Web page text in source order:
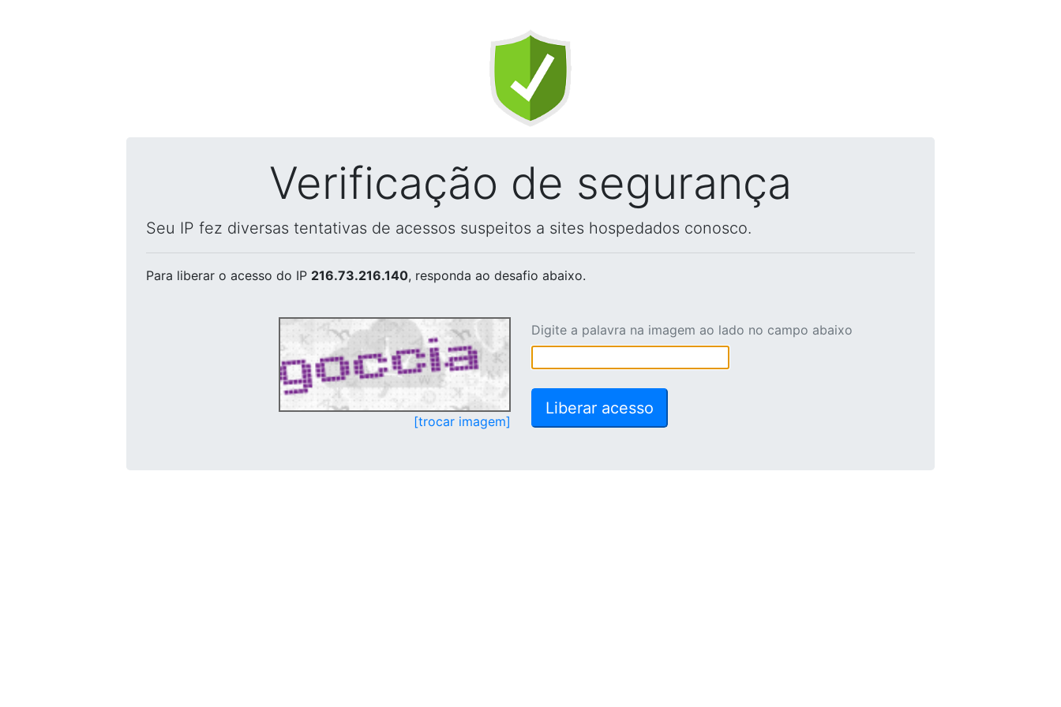
Verificação de segurança
Seu IP fez diversas tentativas de acessos suspeitos a sites hospedados conosco.
Para liberar o acesso do IP 216.73.216.140, responda ao desafio abaixo.
[trocar imagem]
Digite a palavra na imagem ao lado no campo abaixo